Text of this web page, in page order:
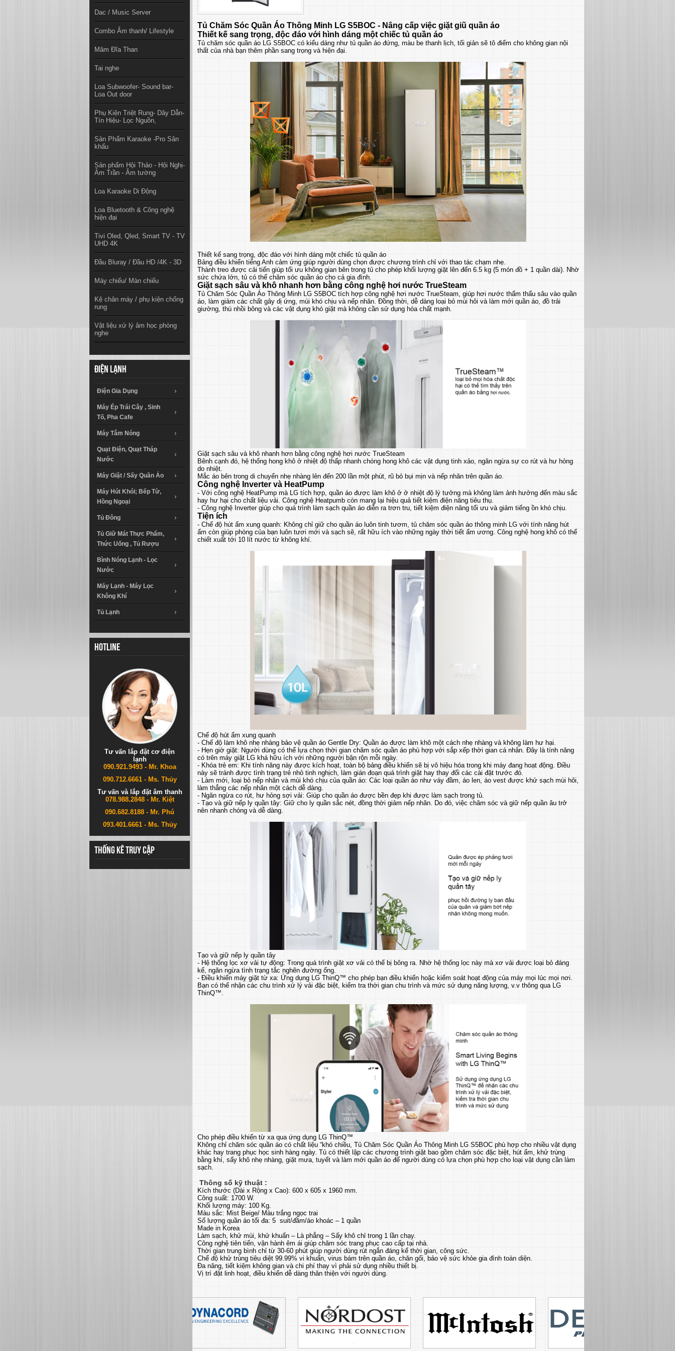
Dac / Music Server
Combo Âm thanh/ Lifestyle
Mâm Đĩa Than
Tai nghe
Loa Subwoofer- Sound bar-
Loa Out door
Phụ Kiện Triệt Rung- Dây Dẫn-
Tín Hiệu- Lọc Nguồn,
Sản Phẩm Karaoke -Pro Sân
khấu
Sản phẩm Hội Thảo - Hội Nghị-
Âm Trần - Âm tường
Loa Karaoke Di Động
Loa Bluetooth & Công nghệ
hiện đại
Tivi Oled, Qled, Smart TV - TV
UHD 4K
Đầu Bluray / Đầu HD /4K - 3D
Máy chiếu/ Màn chiếu
Kệ chân máy / phụ kiện chống
rung
Vật liệu xử lý âm học phòng
nghe
Điện lạnh
Điện Gia Dụng
Máy Ép Trái Cây , Sinh
Tố, Pha Cafe
Máy Tắm Nóng
Quạt Điện, Quạt Tháp
Nước
Máy Giặt / Sấy Quần Áo
Máy Hút Khói; Bếp Từ,
Hồng Ngoại
Tủ Đông
Tủ Giữ Mát Thực Phẩm,
Thức Uống , Tủ Rượu
Bình Nóng Lạnh - Lọc
Nước
Máy Lạnh - Máy Lọc
Không Khí
Tủ Lạnh
Hotline
Tư vấn lắp đặt cơ điện
lạnh
090.921.9493 - Mr. Khoa
090.712.6661 - Ms. Thủy
Tư vấn và lắp đặt âm thanh
078.988.2848 - Mr. Kiệt
090.682.8188 - Mr. Phú
093.401.6661 - Ms. Thủy
Thống kê truy cập
Tủ Chăm Sóc Quần Áo Thông Minh LG S5BOC - Nâng cấp việc giặt giũ quần áo
Thiết kế sang trọng, độc đáo với hình dáng một chiếc tủ quần áo
Tủ chăm sóc quần áo LG S5BOC có kiểu dáng như tủ quần áo đứng, màu be thanh lịch, tối giản sẽ tô điểm cho không gian nội
thất của nhà bạn thêm phần sang trọng và hiện đại.
Thiết kế sang trọng, độc đáo với hình dáng một chiếc tủ quần áo
Bảng điều khiển tiếng Anh cảm ứng giúp người dùng chọn được chương trình chỉ với thao tác chạm nhẹ.
Thành treo được cải tiến giúp tối ưu không gian bên trong tủ cho phép khối lượng giặt lên đến 6.5 kg (5 món đồ + 1 quần dài). Nhờ
sức chứa lớn, tủ có thể chăm sóc quần áo cho cả gia đình.
Giặt sạch sâu và khô nhanh hơn bằng công nghệ hơi nước TrueSteam
Tủ Chăm Sóc Quần Áo Thông Minh LG S5BOC tích hợp công nghệ hơi nước TrueSteam, giúp hơi nước thẩm thấu sâu vào quần
áo, làm giảm các chất gây dị ứng, mùi khó chịu và nếp nhăn. Đồng thời, dễ dàng loại bỏ mùi hôi và làm mới quần áo, đồ trải
giường, thú nhồi bông và các vật dụng khó giặt mà không cần sử dụng hóa chất mạnh.
Giặt sạch sâu và khô nhanh hơn bằng công nghệ hơi nước TrueSteam
Bênh cạnh đó, hệ thống hong khô ở nhiệt độ thấp nhanh chóng hong khô các vật dụng tinh xảo, ngăn ngừa sự co rút và hư hỏng
do nhiệt.
Mắc áo bên trong di chuyển nhẹ nhàng lên đến 200 lần một phút, rũ bỏ bụi mịn và nếp nhăn trên quần áo.
Công nghệ Inverter và HeatPump
- Với công nghệ HeatPump mà LG tích hợp, quần áo được làm khô ở ở nhiệt độ lý tưởng mà không làm ảnh hưởng đến màu sắc
hay hư hại cho chất liệu vải. Công nghệ Heatpumb còn mang lại hiệu quả tiết kiệm điện năng tiêu thụ.
- Công nghệ Inverter giúp cho quá trình làm sạch quần áo diễn ra trơn tru, tiết kiệm điện năng tối ưu và giảm tiếng ồn khó chịu.
Tiện ích
- Chế độ hút ẩm xung quanh: Không chỉ giữ cho quần áo luôn tinh tươm, tủ chăm sóc quần áo thông minh LG với tính năng hút
ẩm còn giúp phòng của bạn luôn tươi mới và sạch sẽ, rất hữu ích vào những ngày thời tiết ẩm ương. Công nghệ hong khô có thể
chiết xuất tới 10 lít nước từ không khí.
Chế độ hút ẩm xung quanh
- Chế độ làm khô nhẹ nhàng bảo vệ quần áo Gentle Dry: Quần áo được làm khô một cách nhẹ nhàng và không làm hư hại.
- Hẹn giờ giặt: Người dùng có thể lựa chọn thời gian chăm sóc quần áo phù hợp với sắp xếp thời gian cá nhân. Đây là tính năng
có trên máy giặt LG khá hữu ích với những người bận rộn mỗi ngày.
- Khóa trẻ em: Khi tính năng này được kích hoạt, toàn bộ bảng điều khiển sẽ bị vô hiệu hóa trong khi máy đang hoạt động. Điều
này sẽ tránh được tình trạng trẻ nhỏ tinh nghịch, làm gián đoạn quá trình giặt hay thay đổi các cài đặt trước đó.
- Làm mới, loại bỏ nếp nhăn và mùi khó chịu của quần áo: Các loại quần áo như váy đầm, áo len, áo vest được khử sạch mùi hôi,
làm thẳng các nếp nhăn một cách dễ dàng.
- Ngăn ngừa co rút, hư hỏng sợi vải: Giúp cho quần áo được bền đẹp khi được làm sạch trong tủ.
- Tạo và giữ nếp ly quần tây: Giữ cho ly quần sắc nét, đồng thời giảm nếp nhăn. Do đó, việc chăm sóc và giữ nếp quần âu trở
nên nhanh chóng và dễ dàng.
Tạo và giữ nếp ly quần tây
- Hệ thống lọc xơ vải tự động: Trong quá trình giặt xơ vải có thể bị bông ra. Nhờ hệ thống lọc này mà xơ vải được loại bỏ đáng
kể, ngăn ngừa tình trạng tắc nghẽn đường ống.
- Điều khiển máy giặt từ xa: Ứng dụng LG ThinQ™ cho phép bạn điều khiển hoặc kiểm soát hoạt động của máy mọi lúc mọi nơi.
Bạn có thể nhận các chu trình xử lý vải đặc biệt, kiểm tra thời gian chu trình và mức sử dụng năng lượng, v.v thông qua LG
ThinQ™.
Cho phép điều khiển từ xa qua ứng dụng LG ThinQ™
Không chỉ chăm sóc quần áo có chất liệu “khó chiều, Tủ Chăm Sóc Quần Áo Thông Minh LG S5BOC phù hợp cho nhiều vật dụng
khác hay trang phục học sinh hàng ngày. Tủ có thiết lập các chương trình giặt bao gồm chăm sóc đặc biệt, hút ẩm, khử trùng
bằng khí, sấy khô nhẹ nhàng, giặt mưa, tuyết và làm mới quần áo để người dùng có lựa chọn phù hợp cho loại vật dụng cần làm
sạch.
Thông số kỹ thuật :
Kích thước (Dài x Rộng x Cao): 600 x 605 x 1960 mm.
Công suất: 1700 W.
Khối lượng máy: 100 Kg.
Màu sắc: Mist Beige/ Màu trắng ngọc trai
Số lượng quần áo tối đa: 5 suit/đầm/áo khoác – 1 quần
Made in Korea
Làm sạch, khử mùi, khử khuẩn – Là phẳng – Sấy khô chỉ trong 1 lần chạy.
Công nghệ tiên tiến, vận hành êm ái giúp chăm sóc trang phục cao cấp tại nhà.
Thời gian trung bình chỉ từ 30-60 phút giúp người dùng rút ngắn đáng kể thời gian, công sức.
Chế độ khử trùng tiêu diệt 99.99% vi khuẩn, virus bám trên quần áo, chăn gối, bảo vệ sức khỏe gia đình toàn diện.
Đa năng, tiết kiệm không gian và chi phí thay vì phải sử dụng nhiều thiết bị.
Vị trí đặt linh hoạt, điều khiển dễ dàng thân thiện với người dùng.